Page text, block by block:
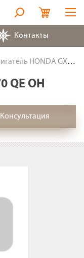
Контакты
HONDA GX270 QE OH
QE OH
Консультация